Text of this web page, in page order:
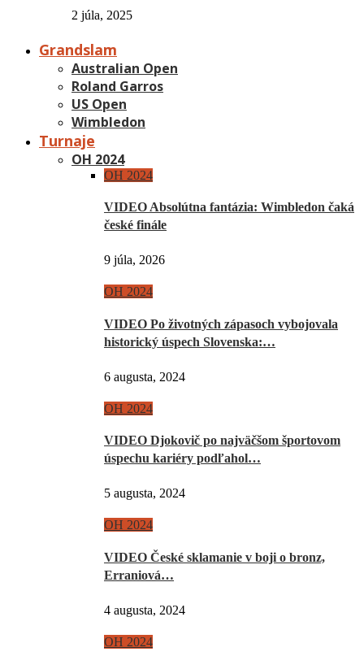
2 júla, 2025
Grandslam
Australian Open
Roland Garros
US Open
Wimbledon
Turnaje
OH 2024
OH 2024
VIDEO Absolútna fantázia: Wimbledon čaká
české finále
9 júla, 2026
OH 2024
VIDEO Po životných zápasoch vybojovala
historický úspech Slovenska:…
6 augusta, 2024
OH 2024
VIDEO Djokovič po najväčšom športovom
úspechu kariéry podľahol…
5 augusta, 2024
OH 2024
VIDEO České sklamanie v boji o bronz,
Erraniová…
4 augusta, 2024
OH 2024